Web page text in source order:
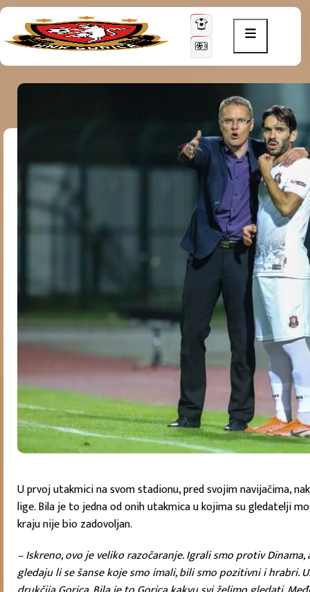
U prvoj utakmici na svom stadionu, pred svojim navijačima,
lige. Bila je to jedna od onih utakmica u kojima su gledatelji
kraju nije bio zadovoljan.
– Iskreno, ovo je veliko razočaranje. Igrali smo protiv
gledaju li se šanse koje smo imali, bili smo pozitivni i hrabri.